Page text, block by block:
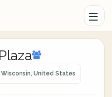
United States